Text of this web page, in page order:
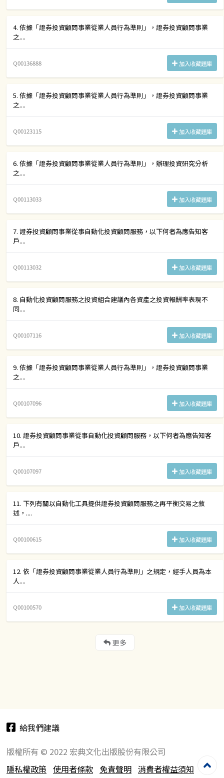
4. 依據「證券投資顧問事業從業人員行為準則」，證券投資顧問事業
之....
Q00136888 加入收藏題庫
5. 依據「證券投資顧問事業從業人員行為準則」，證券投資顧問事業
之....
Q00123115 加入收藏題庫
6. 依據「證券投資顧問事業從業人員行為準則」，辦理投資研究分析
之....
Q00113033 加入收藏題庫
7. 證券投資顧問事業從事自動化投資顧問服務，以下何者為應告知客
戶....
Q00113032 加入收藏題庫
8. 自動化投資顧問服務之投資組合建議內各資產之投資報酬率表現不
同....
Q00107116 加入收藏題庫
9. 依據「證券投資顧問事業從業人員行為準則」，證券投資顧問事業
之....
Q00107096 加入收藏題庫
10. 證券投資顧問事業從事自動化投資顧問服務，以下何者為應告知客
戶....
Q00107097 加入收藏題庫
11. 下列有關以自動化工具提供證券投資顧問服務之再平衡交易之敘
述，....
Q00100615 加入收藏題庫
12. 依「證券投資顧問事業從業人員行為準則」之規定，經手人員為本
人....
Q00100570 加入收藏題庫
更多
給我們建議
版權所有 © 2022 宏典文化出版股份有限公司
隱私權政策 使用者條款 免責聲明 消費者權益須知